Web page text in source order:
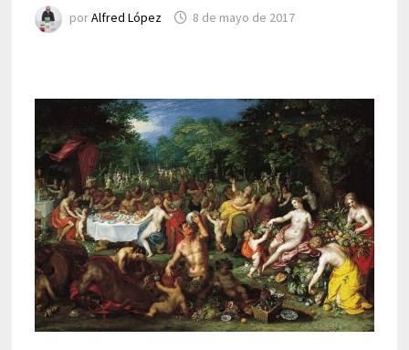
porAlfred López 8 de mayo de 2017